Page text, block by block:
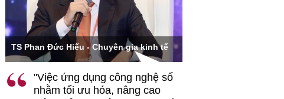
TS Phan Đức Hiếu - Chuyên gia kinh tế
"Việc ứng dụng công nghệ số
nhằm tối ưu hóa, nâng cao